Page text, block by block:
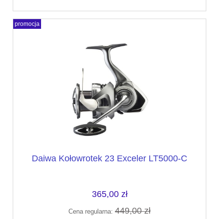
Daiwa Kołowrotek 23 Exceler LT5000-C
365,00 zł
Cena regularna: 449,00 zł
promocja